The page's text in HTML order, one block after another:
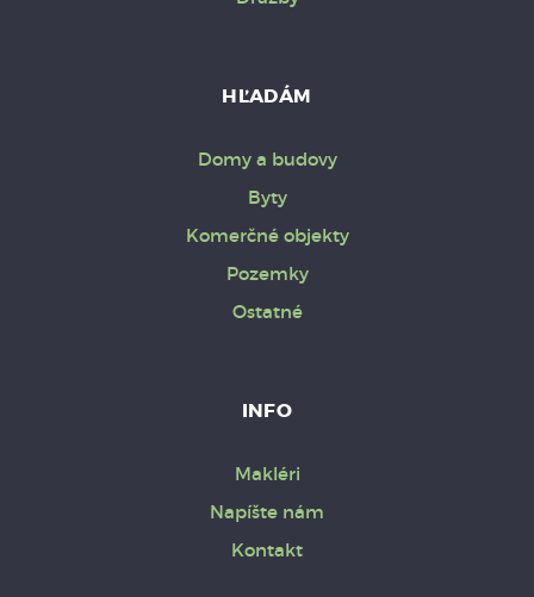
HĽADÁM
Domy a budovy
Byty
Komerčné objekty
Pozemky
Ostatné
INFO
Makléri
Napíšte nám
Kontakt